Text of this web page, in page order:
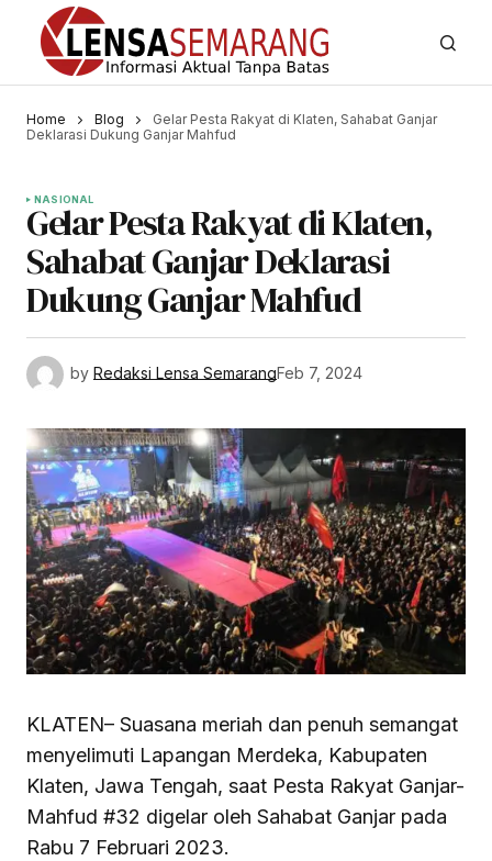
Home Blog
Gelar Pesta Rakyat di Klaten, Sahabat Ganjar
Deklarasi Dukung Ganjar Mahfud
NASIONAL
Gelar Pesta Rakyat di Klaten,
Sahabat Ganjar Deklarasi
Dukung Ganjar Mahfud
by Redaksi Lensa SemarangFeb 7, 2024
KLATEN– Suasana meriah dan penuh semangat
menyelimuti Lapangan Merdeka, Kabupaten
Klaten, Jawa Tengah, saat Pesta Rakyat Ganjar-
Mahfud #32 digelar oleh Sahabat Ganjar pada
Rabu 7 Februari 2023.